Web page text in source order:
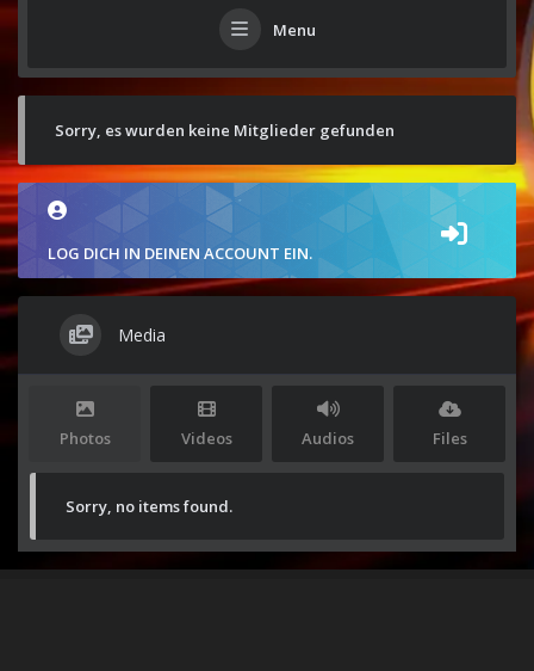
Menu
Sorry, es wurden keine Mitglieder gefunden
LOG DICH IN DEINEN ACCOUNT EIN.
Media
Photos Videos Audios Files
Sorry, no items found.